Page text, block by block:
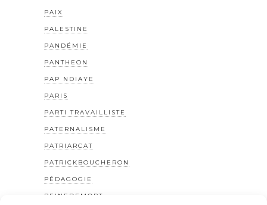
PAIX
PALESTINE
PANDÉMIE
PANTHEON
PAP NDIAYE
PARIS
PARTI TRAVAILLISTE
PATERNALISME
PATRIARCAT
PATRICKBOUCHERON
PÉDAGOGIE
PEINEDEMORT